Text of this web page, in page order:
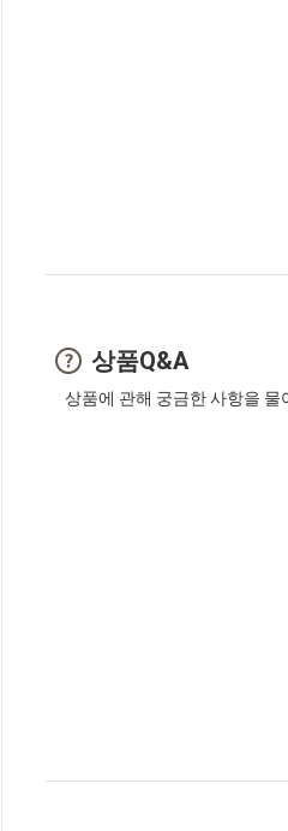
상품Q&A
상품에 관해 궁금한 사항을 물